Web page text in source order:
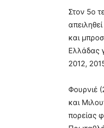
Στον 5ο
και
Ελλάδας
2012,
Φουρνιέ
και
πορείας